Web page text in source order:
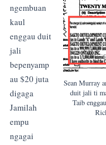
Sean Murray
duit jali ti
Taib
ngembuan
kaul
enggau duit
jali
bepenyamp
au $20 juta
digaga
Jamilah
empu
ngagai